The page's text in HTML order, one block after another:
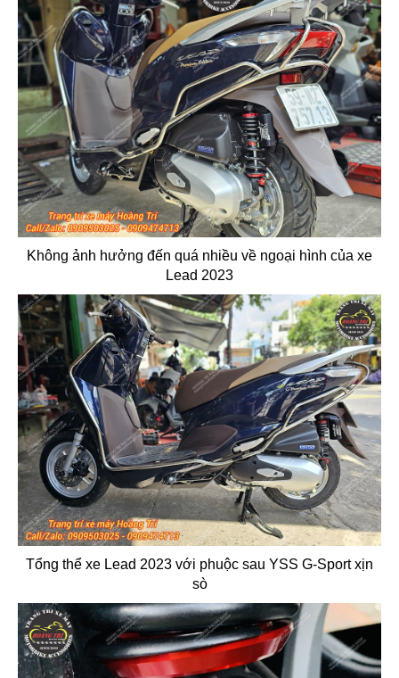
Không ảnh hưởng đến quá nhiều về ngoại hình của xe
Lead 2023
Tổng thể xe Lead 2023 với phuộc sau YSS G-Sport xịn
sò